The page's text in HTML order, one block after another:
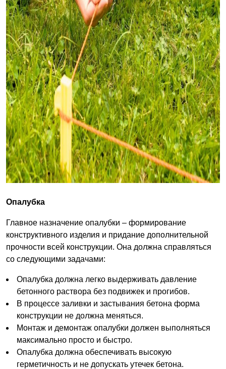
Опалубка
Главное назначение опалубки – формирование
конструктивного изделия и придание дополнительной
прочности всей конструкции. Она должна справляться
со следующими задачами:
Опалубка должна легко выдерживать давление
бетонного раствора без подвижек и прогибов.
В процессе заливки и застывания бетона форма
конструкции не должна меняться.
Монтаж и демонтаж опалубки должен выполняться
максимально просто и быстро.
Опалубка должна обеспечивать высокую
герметичность и не допускать утечек бетона.